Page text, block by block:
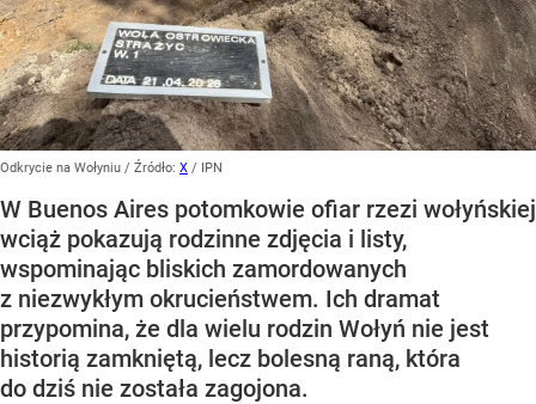
Odkrycie na Wołyniu / Źródło: X / IPN
W Buenos Aires potomkowie ofiar rzezi wołyńskiej
wciąż pokazują rodzinne zdjęcia i listy,
wspominając bliskich zamordowanych
z niezwykłym okrucieństwem. Ich dramat
przypomina, że dla wielu rodzin Wołyń nie jest
historią zamkniętą, lecz bolesną raną, która
do dziś nie została zagojona.